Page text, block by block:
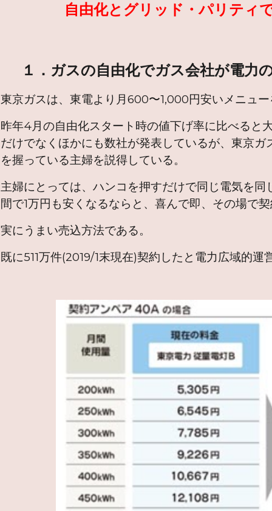
自由化とグリッド・パリティ
１．ガスの自由化でガス会社が電力
東京ガスは、東電より月600〜1,000円安いメニュー
昨年4月の自由化スタート時の値下げ率に比べると
だけでなくほかにも数社が発表しているが、東京
を握っている主婦を説得している。
主婦にとっては、ハンコを押すだけで同じ電気を
間で1万円も安くなるならと、喜んで即、その場で契
実にうまい売込方法である。
既に511万件(2019/1末現在)契約したと電力広域的運